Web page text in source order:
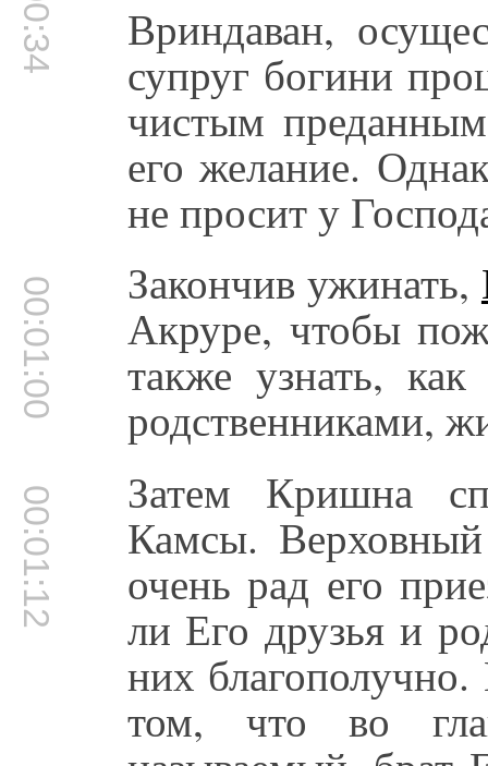
Вриндаван,
супруг богини
чистым
его желание.
не просит у
00:01:00 Закончив ужинать,
Акруре, чтобы
также узнать,
родственниками,
00:01:12 Затем Кришна
Камсы.
очень рад его
ли Его друзья и
них
том, что во